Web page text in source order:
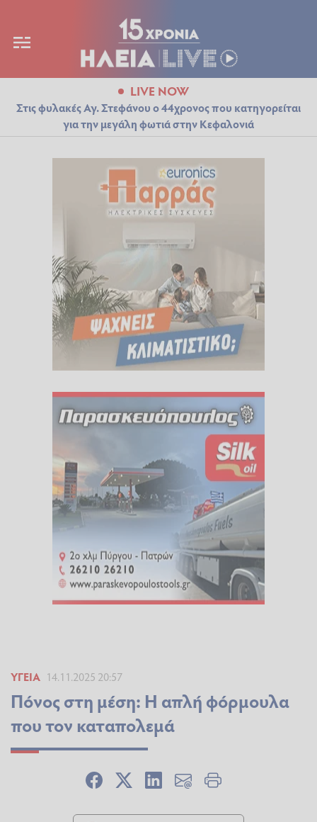
LIVE NOW
Στις φυλακές Αγ. Στεφάνου ο 44χρονος που κατηγορείται
για την μεγάλη φωτιά στην Κεφαλονιά
ΥΓΕΊΑ 14.11.2025 20:57
Πόνος στη μέση: Η απλή φόρμουλα
που τον καταπολεμά